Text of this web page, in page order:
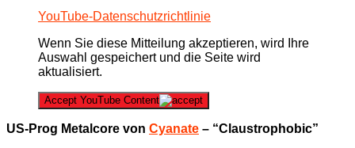
YouTube-Datenschutzrichtlinie
Wenn Sie diese Mitteilung akzeptieren, wird Ihre
Auswahl gespeichert und die Seite wird
aktualisiert.
Accept YouTube Content
US-Prog Metalcore von Cyanate – “Claustrophobic”